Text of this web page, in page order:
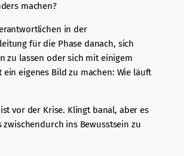
machen?
in der
für die Phase danach, sich
zu lassen oder sich mit einigem
eigenes Bild zu machen: Wie läuft
vor der Krise. Klingt banal, aber es
zwischendurch ins Bewusstsein zu